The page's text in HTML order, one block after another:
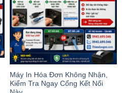
Máy In Hóa Đơn Không Nhận,
Kiểm Tra Ngay Cổng Kết Nối